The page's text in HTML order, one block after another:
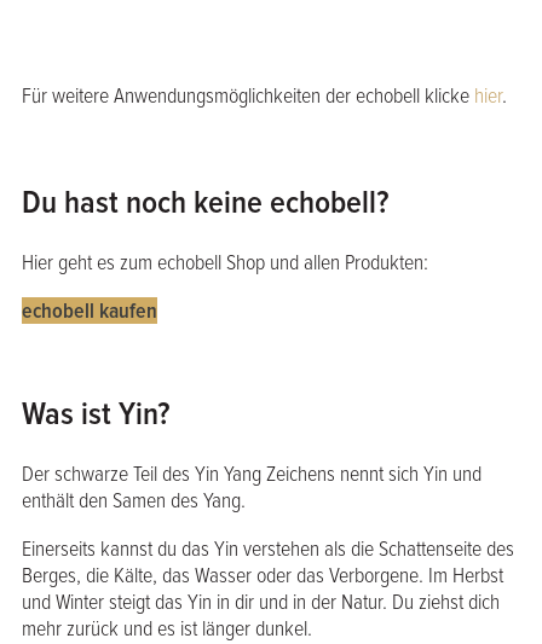
Für weitere Anwendungsmöglichkeiten der echobell klicke hier.
Du hast noch keine echobell?
Hier geht es zum echobell Shop und allen Produkten:
echobell kaufen
Was ist Yin?
Der schwarze Teil des Yin Yang Zeichens nennt sich Yin und
enthält den Samen des Yang.
Einerseits kannst du das Yin verstehen als die Schattenseite des
Berges, die Kälte, das Wasser oder das Verborgene. Im Herbst
und Winter steigt das Yin in dir und in der Natur. Du ziehst dich
mehr zurück und es ist länger dunkel.